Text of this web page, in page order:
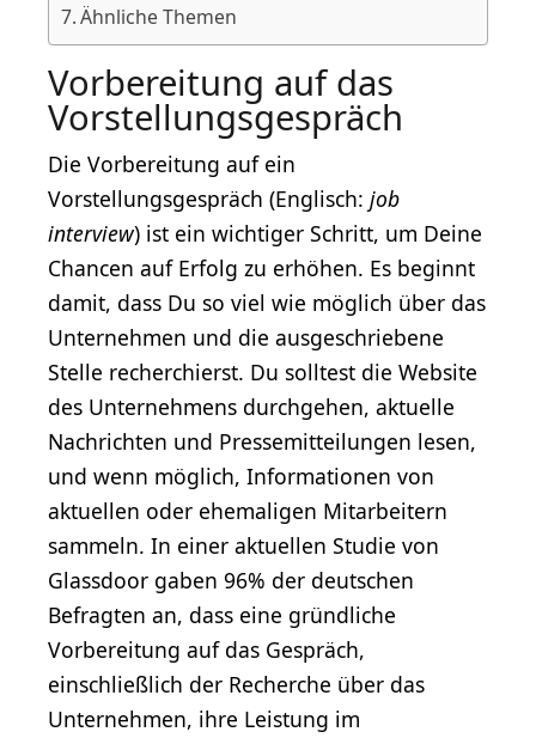
Ähnliche Themen
Vorbereitung auf das
Vorstellungsgespräch
Die Vorbereitung auf ein
Vorstellungsgespräch (Englisch: job
interview) ist ein wichtiger Schritt, um Deine
Chancen auf Erfolg zu erhöhen. Es beginnt
damit, dass Du so viel wie möglich über das
Unternehmen und die ausgeschriebene
Stelle recherchierst. Du solltest die Website
des Unternehmens durchgehen, aktuelle
Nachrichten und Pressemitteilungen lesen,
und wenn möglich, Informationen von
aktuellen oder ehemaligen Mitarbeitern
sammeln. In einer aktuellen Studie von
Glassdoor gaben 96% der deutschen
Befragten an, dass eine gründliche
Vorbereitung auf das Gespräch,
einschließlich der Recherche über das
Unternehmen, ihre Leistung im